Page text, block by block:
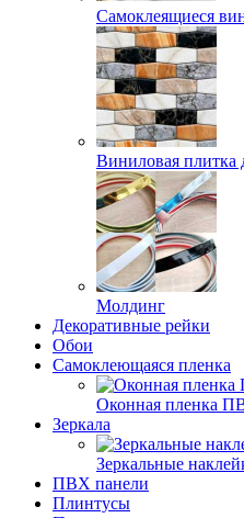
Самоклеящиеся
Виниловая плитка
Молдинг
Декоративные рейки
Обои
Самоклеющаяся пленка
Оконная пленка
Зеркала
Зеркальные
ПВХ панели
Плинтусы